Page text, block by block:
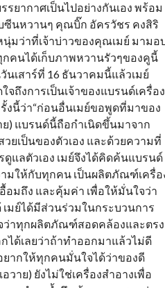
รยากาศเป็นไปอย่างกันเอง พร้อม
ซีนหวานๆ คุณบิ๊ก อัครวัชร คงสิริ
มว่าที่เจ้าบ่าวของคุณเมย์ มามอ
คนได้เก็บภาพหวานรัวๆของคูนี้
เสาร์ที่ 16 ธันวาคมนี้แล้วเมย์
ถึงการเป็นเจ้าของแบรนด์เครื่อง
รั้งนี้ว่า“ก่อนอื่นเมย์ขอพูดที่มาของ
ย) แบรนด์นี้ถือกำเนิดขึ้นมาจาก
ยเป็นของตัวเอง และด้วยความที่
แลตัวเอง เมย์จึงได้คิดค้นแบรนด์
มให้กับทุกคน เป็นผลิตภัณฑ์เครื่อ
มถึง และคุ้มค่า เพื่อให้มั่นใจว่า
มย์ได้มีส่วนร่วมในกระบวนการ
าทุกผลิตภัณฑ์สอดคล้องและตรง
ได้เลยว่าถ้าทำออกมาแล้วไม่ดี
ยากให้ทุกคนมั่นใจได้ว่าของดี
วาย) ยังไม่ใช่เครื่องสำอางเพื่อ